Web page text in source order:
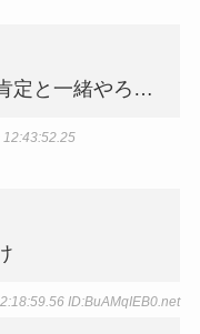
定と一緒やろ…
12:43:52.25
ID:BuAMqIEB0.net